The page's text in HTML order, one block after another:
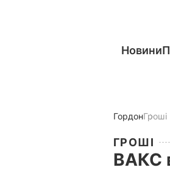
Новини
ГордонГроші
ГРОШІ
ВАКС